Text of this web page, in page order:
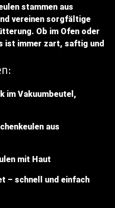
stammen aus
vereinen sorgfältige
Ob im Ofen oder
ist immer zart, saftig und
im Vakuumbeutel,
aus
mit Haut
– schnell und einfach